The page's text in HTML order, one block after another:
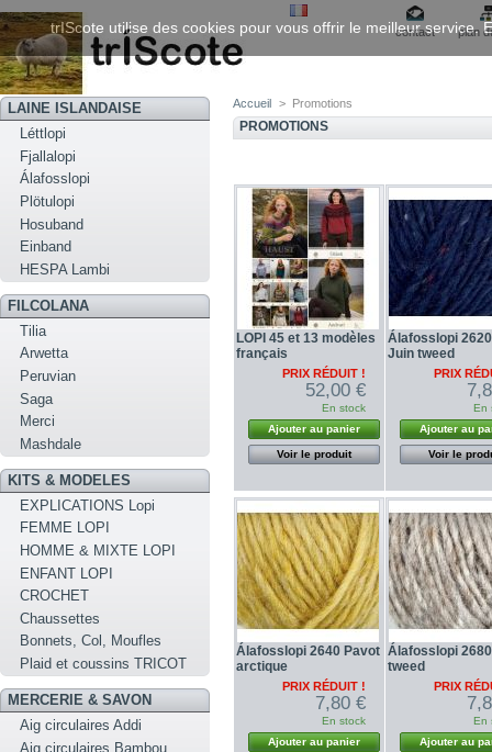
contact plan
LAINE ISLANDAISE
Léttlopi
Fjallalopi
Álafosslopi
Plötulopi
Hosuband
Einband
HESPA Lambi
FILCOLANA
Tilia
Arwetta
Peruvian
Saga
Merci
Mashdale
KITS & MODELES
EXPLICATIONS Lopi
FEMME LOPI
HOMME & MIXTE LOPI
ENFANT LOPI
CROCHET
Chaussettes
Bonnets, Col, Moufles
Plaid et coussins TRICOT
MERCERIE & SAVON
Aig circulaires Addi
Aig circulaires Bambou
Accueil > Promotions
PROMOTIONS
LOPI 45 et 13 modèles
français
PRIX RÉDUIT !
52,00 €
En stock
Ajouter au panier
Voir le produit
Álafosslopi
Juin tweed
PRIX
En
Ajouter au
Voir le
Álafosslopi 2640 Pavot
arctique
PRIX RÉDUIT !
7,80 €
En stock
Ajouter au panier
Álafosslopi
tweed
PRIX
En
Ajouter au
trIScote utilise des cookies pour vous offrir le meilleur